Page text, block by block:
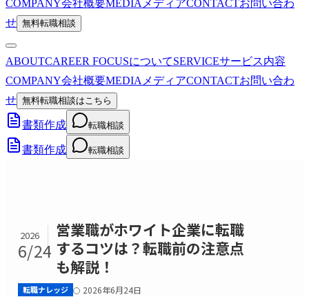
COMPANY会社概要MEDIA メディアCONTACTお問い合わ
せ 無料転職相談
ABOUTCAREER FOCUSについてSERVICEサービス内容
COMPANY会社概要MEDIA メディアCONTACTお問い合わ
せ 無料転職相談はこちら
書類作成 転職相談
書類作成 転職相談
2026
6/24
営業職がホワイト企業に転職
するコツは？転職前の注意点
も解説！
転職ナレッジ 2026年6月24日